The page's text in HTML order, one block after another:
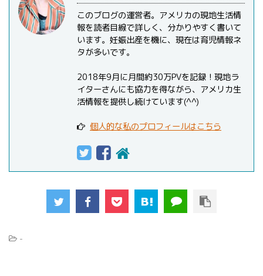
このブログの運営者。アメリカの現地生活情
報を読者目線で詳しく、分かりやすく書いて
います。妊娠出産を機に、現在は育児情報ネ
タが多いです。
2018年9月に月間約30万PVを記録！現地ラ
イターさんにも協力を得ながら、アメリカ生
活情報を提供し続けています(^^)
個人的な私のプロフィールはこちら
-